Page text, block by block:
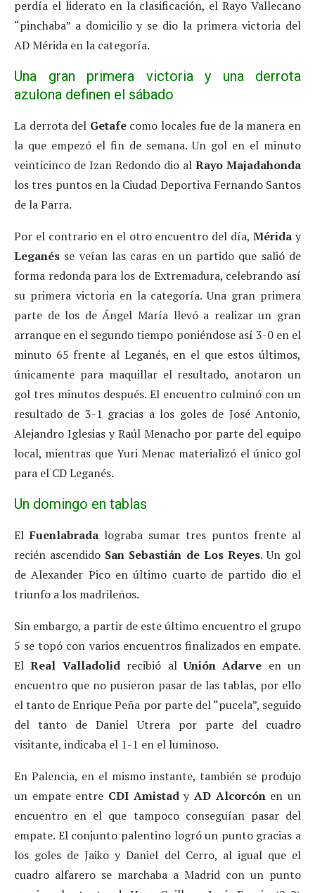
perdía el liderato en la clasificación, el Rayo Vallecano
“pinchaba” a domicilio y se dio la primera victoria del
AD Mérida en la categoría.
Una gran primera victoria y una derrota
azulona definen el sábado
La derrota del Getafecomo locales fue de la manera en
la que empezó el fin de semana. Un gol en el minuto
veinticinco de Izan Redondo dio al Rayo Majadahonda
los tres puntos en la Ciudad Deportiva Fernando Santos
de la Parra.
Por el contrario en el otro encuentro del día,Mérida y
Leganés se veían las caras en un partido que salió de
forma redonda para los de Extremadura, celebrando así
su primera victoria en la categoría. Una gran primera
parte de los de Ángel María llevó a realizar un gran
arranque en el segundo tiempo poniéndose así 3-0 en el
minuto 65 frente al Leganés, en el que estos últimos,
únicamente para maquillar el resultado, anotaron un
gol tres minutos después. El encuentro culminó con un
resultado de 3-1 gracias a los goles de José Antonio,
Alejandro Iglesias y Raúl Menacho por parte del equipo
local, mientras que Yuri Menac materializó el único gol
para el CD Leganés.
Un domingo en tablas
El Fuenlabrada lograba sumar tres puntos frente al
recién ascendido San Sebastián de Los Reyes. Un gol
de Alexander Pico en último cuarto de partido dio el
triunfo a los madrileños.
Sin embargo, a partir de este último encuentro el grupo
5 se topó con varios encuentros finalizados en empate.
ElReal Valladolidrecibió alUnión Adarve en un
encuentro que no pusieron pasar de las tablas, por ello
el tanto de Enrique Peña por parte del “pucela”, seguido
del tanto de Daniel Utrera por parte del cuadro
visitante, indicaba el 1-1 en el luminoso.
En Palencia, en el mismo instante, también se produjo
un empate entre CDI AmistadyAD Alcorcónen un
encuentro en el que tampoco conseguían pasar del
empate. El conjunto palentino logró un punto gracias a
los goles de Jaiko y Daniel del Cerro, al igual que el
cuadro alfarero se marchaba a Madrid con un punto